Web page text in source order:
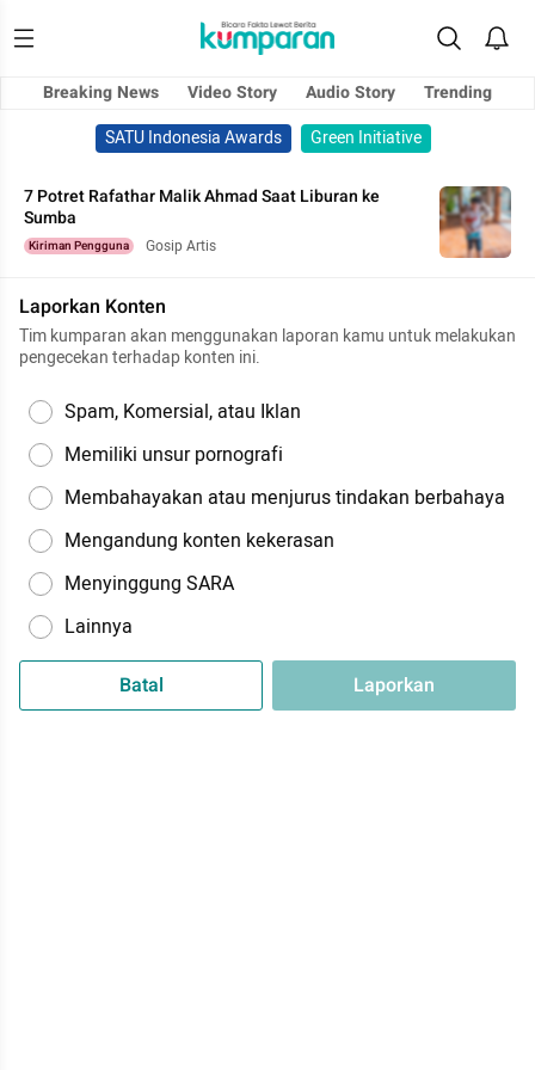
Breaking News Video Story Audio Story
Trending
SATU Indonesia Awards
Green Initiative
7 Potret Rafathar Malik Ahmad Saat Liburan ke
Sumba
Kiriman Pengguna Gosip Artis
Laporkan Konten
Tim kumparan akan menggunakan laporan kamu untuk melakukan
pengecekan terhadap konten ini.
Spam, Komersial, atau Iklan
Memiliki unsur pornografi
Membahayakan atau menjurus tindakan berbahaya
Mengandung konten kekerasan
Menyinggung SARA
Lainnya
Batal Laporkan